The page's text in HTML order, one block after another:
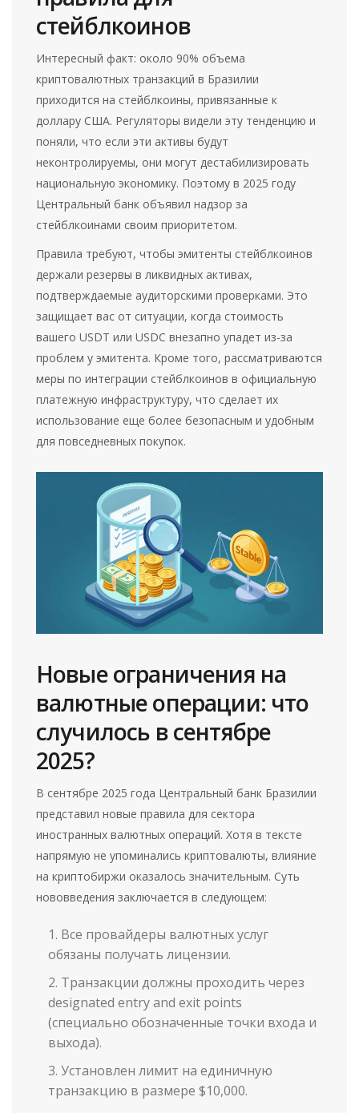
стейблкоинов
Интересный факт: около 90% объема
криптовалютных транзакций в Бразилии
приходится на стейблкоины, привязанные к
доллару США. Регуляторы видели эту тенденцию и
поняли, что если эти активы будут
неконтролируемы, они могут дестабилизировать
национальную экономику. Поэтому в 2025 году
Центральный банк объявил надзор за
стейблкоинами своим приоритетом.
Правила требуют, чтобы эмитенты стейблкоинов
держали резервы в ликвидных активах,
подтверждаемые аудиторскими проверками. Это
защищает вас от ситуации, когда стоимость
вашего USDT или USDC внезапно упадет из-за
проблем у эмитента. Кроме того, рассматриваются
меры по интеграции стейблкоинов в официальную
платежную инфраструктуру, что сделает их
использование еще более безопасным и удобным
для повседневных покупок.
Новые ограничения на
валютные операции: что
случилось в сентябре
2025?
В сентябре 2025 года Центральный банк Бразилии
представил новые правила для сектора
иностранных валютных операций. Хотя в тексте
напрямую не упоминались криптовалюты, влияние
на криптобиржи оказалось значительным. Суть
нововведения заключается в следующем:
Все провайдеры валютных услуг
обязаны получать лицензии.
Транзакции должны проходить через
designated entry and exit points
(специально обозначенные точки входа и
выхода).
Установлен лимит на единичную
транзакцию в размере $10,000.